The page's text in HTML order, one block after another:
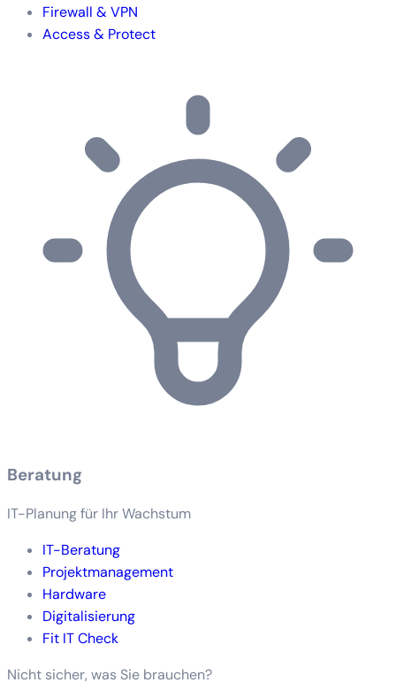
Firewall & VPN
Access & Protect
Beratung
IT-Planung für Ihr Wachstum
IT-Beratung
Projektmanagement
Hardware
Digitalisierung
Fit IT Check
Nicht sicher, was Sie brauchen?